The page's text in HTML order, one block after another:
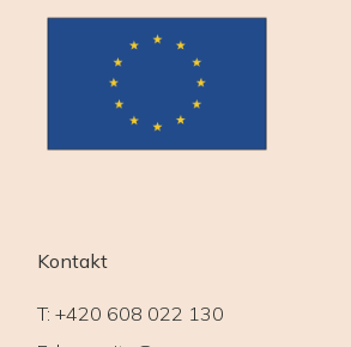
Kontakt
T: +420 608 022 130